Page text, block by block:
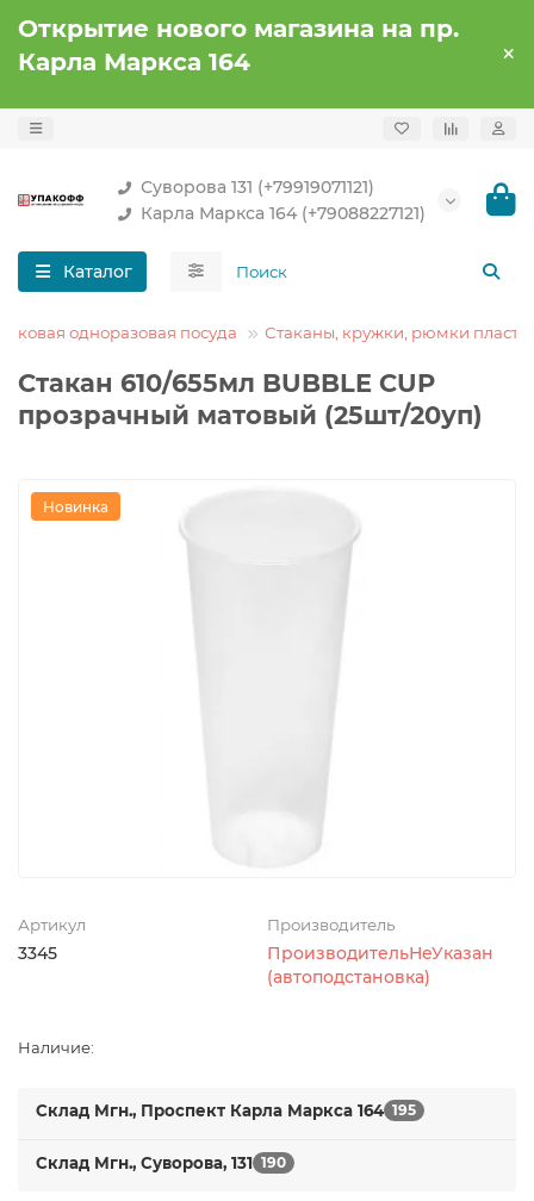
Открытие нового магазина на пр.
Карла Маркса 164
Суворова 131 (+79919071121)
Карла Маркса 164 (+79088227121)
Каталог
одноразовая посуда Стаканы, кружки, рюмки
Стакан 610/655мл BUBBLE CUP
прозрачный матовый (25шт/20уп)
Новинка
Артикул
3345
Производитель
ПроизводительНеУказан
(автоподстановка)
Наличие:
Склад Мгн., Проспект Карла Маркса 164 195
Склад Мгн., Суворова, 131 190